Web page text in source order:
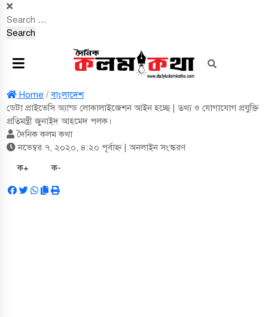
Search
for:
Home /বাংলাদেশ
ডেটা প্রাইভেসি অ্যান্ড লোকালাইজেশন আইন হচ্ছে | তথ্য ও যোগাযোগ প্রযুক্তি
প্রতিমন্ত্রী জুনাইদ আহমেদ পলক।
দৈনিক কলম কথা
নভেম্বর ৭, ২০২০, ৪:২০ পূর্বাহ্ন
| অনলাইন সংস্করণ
ক+
ক-